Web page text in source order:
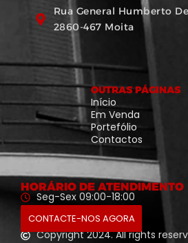
Rua General Humberto
2860-467 Moita
OUTRAS PÁGINAS
Início
Em Venda
Portefólio
Contactos
HORÁRIO DE ATENDIMENTO
Seg-Sex 09:00-18:00
CONTACTE-NOS AGORA
Copyright 2024. All rights